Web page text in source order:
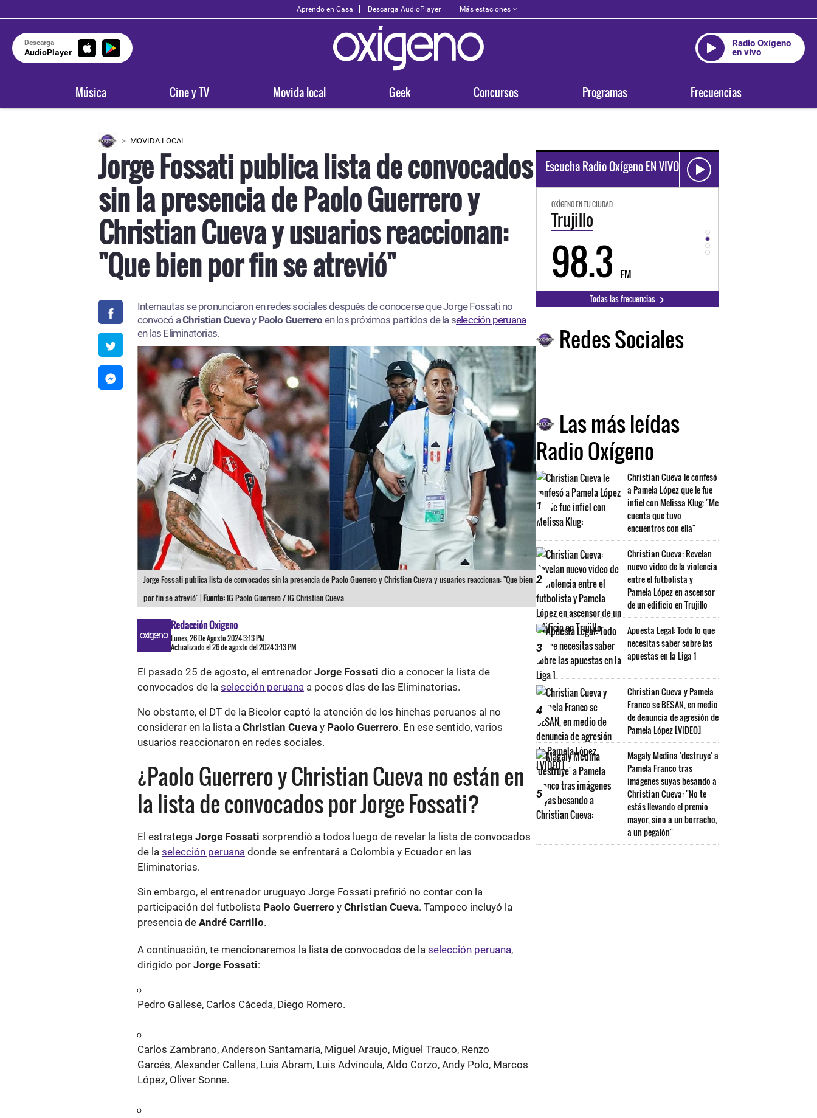
Aprendo en Casa Descarga AudioPlayer Más estaciones
Descarga
AudioPlayer
Radio Oxígeno
en vivo
Música Cine y TV Movida local Geek Concursos Programas Frecuencias
MOVIDA LOCAL
Jorge Fossati publica lista de convocados
sin la presencia de Paolo Guerrero y
Christian Cueva y usuarios reaccionan:
"Que bien por fin se atrevió"
Internautas se pronunciaron en redes sociales después de conocerse que Jorge Fossati no
convocó aChristian Cuevay Paolo Guerrero en los próximos partidos de la selección peruana
en las Eliminatorias.
Jorge Fossati publica lista de convocados sin la presencia de Paolo Guerrero y Christian Cueva y usuarios reaccionan: "Que bien
por fin se atrevió" |Fuente: IG Paolo Guerrero / IG Christian Cueva
Redacción Oxigeno
Lunes, 26 De Agosto 2024 3:13 PM
Actualizado el 26 de agosto del 2024 3:13 PM
El pasado 25 de agosto, el entrenador Jorge Fossati dio a conocer la lista de
convocados de la selección peruana a pocos días de las Eliminatorias.
No obstante, el DT de la Bicolor captó la atención de los hinchas peruanos al no
considerar en la lista a Christian Cueva y Paolo Guerrero. En ese sentido, varios
usuarios reaccionaron en redes sociales.
¿Paolo Guerrero y Christian Cueva no están en
la lista de convocados por Jorge Fossati?
El estratega Jorge Fossati sorprendió a todos luego de revelar la lista de convocados
de la selección peruana donde se enfrentará a Colombia y Ecuador en las
Eliminatorias.
Sin embargo, el entrenador uruguayo Jorge Fossati prefirió no contar con la
participación del futbolista Paolo Guerrero y Christian Cueva. Tampoco incluyó la
presencia de André Carrillo.
A continuación, te mencionaremos la lista de convocados de la selección peruana,
dirigido por Jorge Fossati:
Pedro Gallese, Carlos Cáceda, Diego Romero.
Carlos Zambrano, Anderson Santamaría, Miguel Araujo, Miguel Trauco, Renzo
Garcés, Alexander Callens, Luis Abram, Luis Advíncula, Aldo Corzo, Andy Polo, Marcos
López, Oliver Sonne.
Escucha Radio Oxígeno EN VIVO
OXÍGENO EN TU CIUDAD
Arequipa
93.5
OXÍGENO EN TU CIUDAD
Trujillo
98.3 FM 94.3
Todas las frecuencias
Redes Sociales
Las más leídas
Radio Oxígeno
1
Christian Cueva le confesó
a Pamela López que le fue
infiel con Melissa Klug: "Me
cuenta que tuvo
encuentros con ella"
2
Christian Cueva: Revelan
nuevo video de la violencia
entre el futbolista y
Pamela López en ascensor
de un edificio en Trujillo
3
Apuesta Legal: Todo lo que
necesitas saber sobre las
apuestas en la Liga 1
4
Christian Cueva y Pamela
Franco se BESAN, en medio
de denuncia de agresión de
Pamela López [VIDEO]
5
Magaly Medina 'destruye' a
Pamela Franco tras
imágenes suyas besando a
Christian Cueva: "No te
estás llevando el premio
mayor, sino a un borracho,
a un pegalón"